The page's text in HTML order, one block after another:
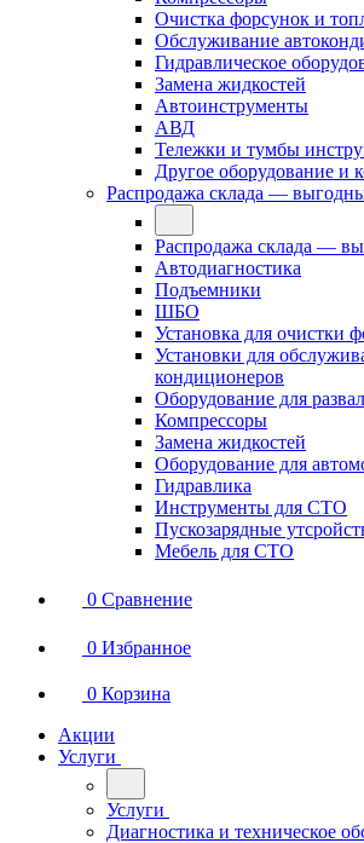
Очистка форсунок и
Обслуживание
Гидравлическое
Замена жидкостей
Автоинструменты
АВД
Тележки и тумбы
Другое оборудование и
Распродажа склада —
Распродажа склада —
Автодиагностика
Подъемники
ШБО
Установка для очистки
Установки для
кондиционеров
Оборудование для
Компрессоры
Замена жидкостей
Оборудование для
Гидравлика
Инструменты для СТО
Пускозарядные
Мебель для СТО
0 Сравнение
0 Избранное
0 Корзина
Акции
Услуги
Услуги
Диагностика и техническое